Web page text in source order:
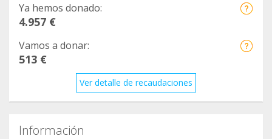
Ya hemos donado:
4.957 €
Vamos a donar:
513 €
Ver detalle de recaudaciones
Información